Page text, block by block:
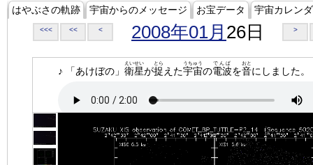
はやぶさの軌跡 宇宙からのメッセージ お宝データ 宇宙カレン
<<< << < 2008年01月 26日 >
♪ 「あけぼの」 衛星
えいせい
が捉
とら
えた宇宙
うちゅう
の電波
でんぱ
を音
おと
にしました。